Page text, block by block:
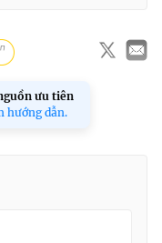
ưu tiên
hướng dẫn.